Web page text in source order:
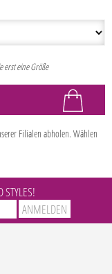
erst eine Größe
Filialen abholen. Wählen
STYLES!